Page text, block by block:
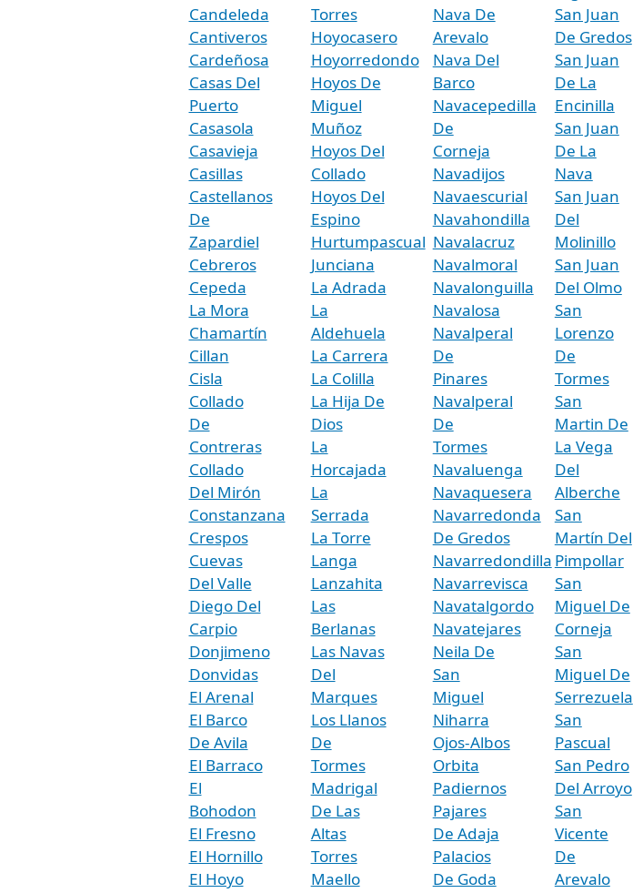
Candeleda
Cantiveros
Cardeñosa
Casas Del
Puerto
Casasola
Casavieja
Casillas
Castellanos
De
Zapardiel
Cebreros
Cepeda
La Mora
Chamartín
Cillan
Cisla
Collado
De
Contreras
Collado
Del Mirón
Constanzana
Crespos
Cuevas
Del Valle
Diego Del
Carpio
Donjimeno
Donvidas
El Arenal
El Barco
De Avila
El Barraco
El
Bohodon
El Fresno
El Hornillo
El Hoyo
Torres
Hoyocasero
Hoyorredondo
Hoyos De
Miguel
Muñoz
Hoyos Del
Collado
Hoyos Del
Espino
Hurtumpascual
Junciana
La Adrada
La
Aldehuela
La Carrera
La Colilla
La Hija De
Dios
La
Horcajada
La
Serrada
La Torre
Langa
Lanzahita
Las
Berlanas
Las Navas
Del
Marques
Los Llanos
De
Tormes
Madrigal
De Las
Altas
Torres
Maello
Nava De
Arevalo
Nava Del
Barco
Navacepedilla
De
Corneja
Navadijos
Navaescurial
Navahondilla
Navalacruz
Navalmoral
Navalonguilla
Navalosa
Navalperal
De
Pinares
Navalperal
De
Tormes
Navaluenga
Navaquesera
Navarredonda
De Gredos
Navarredondilla
Navarrevisca
Navatalgordo
Navatejares
Neila De
San
Miguel
Niharra
Ojos-Albos
Orbita
Padiernos
Pajares
De Adaja
Palacios
De Goda
San Juan
De Gredos
San Juan
De La
Encinilla
San Juan
De La
Nava
San Juan
Del
Molinillo
San Juan
Del Olmo
San
Lorenzo
De
Tormes
San
Martin De
La Vega
Del
Alberche
San
Martín Del
Pimpollar
San
Miguel De
Corneja
San
Miguel De
Serrezuela
San
Pascual
San Pedro
Del Arroyo
San
Vicente
De
Arevalo